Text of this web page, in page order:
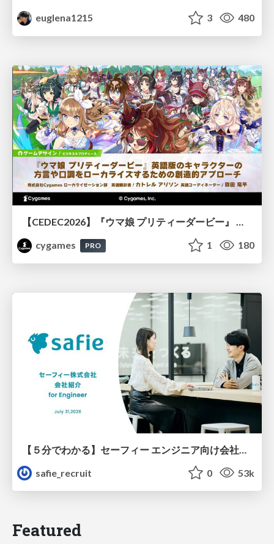
euglena1215
3 480
【CEDEC2026】『ウマ娘 プリティーダービー』 英語版のキャラクターの方言や口調をローカライズするための創造的アプローチ
cygames
PRO 1 180
safie_recruit
0 53k
Featured